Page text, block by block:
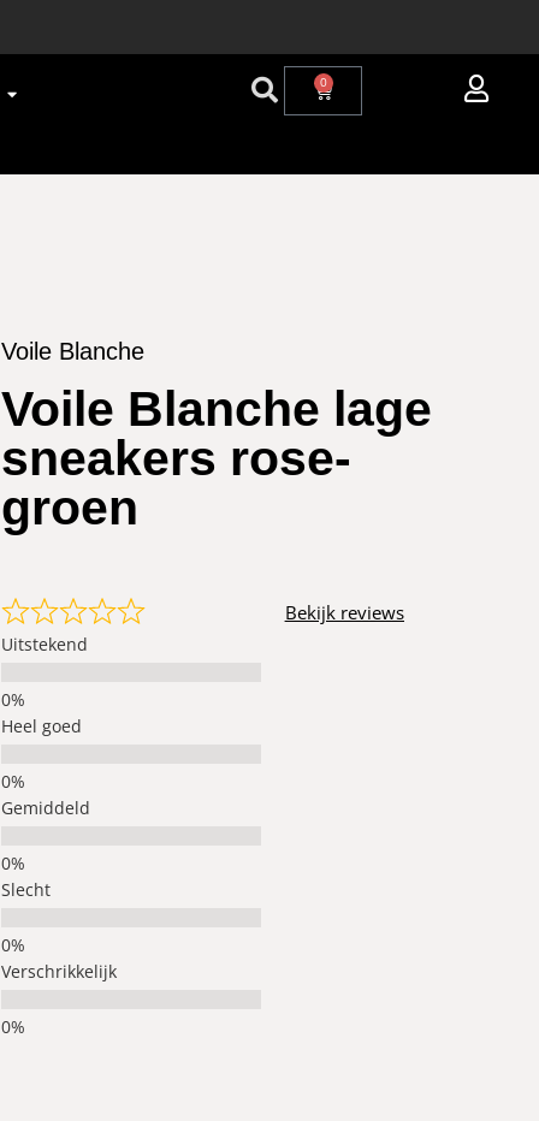
0
Voile Blanche
Voile Blanche lage
sneakers rose-
groen
Uitstekend
Heel goed
Gemiddeld
Slecht
Verschrikkelijk
Bekijk reviews